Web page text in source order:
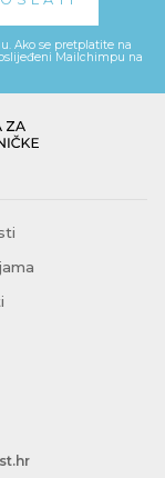
Ako se pretplatite na
Mailchimpu na